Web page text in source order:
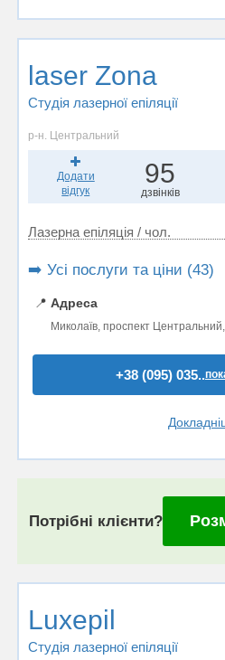
laser Zona
Студія лазерної епіляції
р-н. Центральний
Додати
відгук
95
дзвінків
Лазерна епіляція / чол.
➡️ Усі послуги та ціни (43)
📍 Адреса
Миколаїв, проспект
+38 (095) 035..
Потрібні клієнти?
Luxepil
Студія лазерної епіляції